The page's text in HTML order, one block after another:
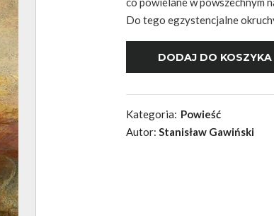
Do tego egzystencjalne
Kategoria: Powieść
Autor: Stanisław Gawiński